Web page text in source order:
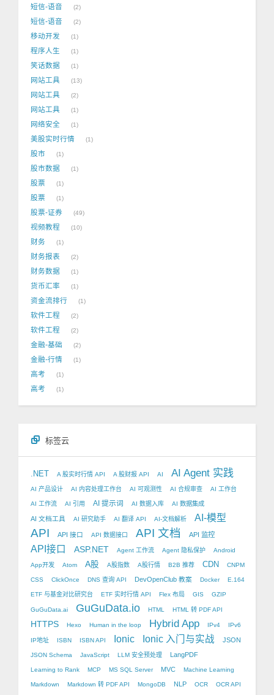
短信-语音 2
短信-语音 2
移动开发 1
程序人生 1
笑话数据 1
网站工具 13
网站工具 2
网站工具 1
网络安全 1
美股实时行情 1
股市 1
股市数据 1
股票 1
股票 1
股票-证券 49
视频教程 10
财务 1
财务报表 2
财务数据 1
货币汇率 1
资金流排行 1
软件工程 2
软件工程 2
金融-基础 2
金融-行情 1
高考 1
高考 1
标签云
.NET A 股实时行情 API A 股财报 API AI AI Agent 实践
AI 产品设计 AI 内容处理工作台 AI 可观测性 AI 合规审查 AI 工作台
AI 工作流 AI 引用 AI 提示词 AI 数据入库 AI 数据集成
AI 文档工具 AI 研究助手 AI 翻译 API AI-文档解析 AI-模型
API API 接口 API 数据接口 API 文档 API 监控
API接口 ASP.NET Agent 工作流 Agent 隐私保护 Android
App开发 Atom A股 A股指数 A股行情 B2B 推荐 CDN CNPM
CSS ClickOnce DNS 查询 API DevOpenClub 教案 Docker E.164
ETF 与基金对比研究台 ETF 实时行情 API Flex 布局 GIS GZIP
GuGuData.ai GuGuData.io HTML HTML 转 PDF API
HTTPS Hexo Human in the loop Hybrid App IPv4 IPv6
IP地址 ISBN ISBN API Ionic Ionic 入门与实战 JSON
JSON Schema JavaScript LLM 安全预处理 LangPDF
Learning to Rank MCP MS SQL Server MVC Machine Learning
Markdown Markdown 转 PDF API MongoDB NLP OCR OCR API